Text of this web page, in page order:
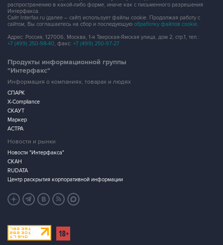
распространению в какой-либо форме, иначе как с письменного разрешения
Интерфакса.
Сайт Interfax.ru (далее – сайт) использует файлы cookie. Продолжая работу с
сайтом, Вы соглашаетесь на сбор и последующую обработку файлов cookie.
Адрес: Россия, 127006, Москва, 1-я Тверская-Ямская улица, дом 2, стр.1, тел.:
+7 (499) 250-98-40, факс: +7 (499) 250-97-27
Продукты информационной группы
"Интерфакс"
Информация о компаниях, товарах и людях
СПАРК
X-Compliance
СКАУТ
Маркер
АСТРА
Новости и рынки
Новости "Интерфакса"
СКАН
RUDATA
Центр раскрытия корпоративной информации